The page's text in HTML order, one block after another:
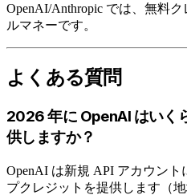
OpenAI/Anthropic では、無料
ルマネーです。
よくある質問
2026 年に OpenAI はいく
供しますか？
OpenAI は新規 API アカウント
プクレジットを提供します（